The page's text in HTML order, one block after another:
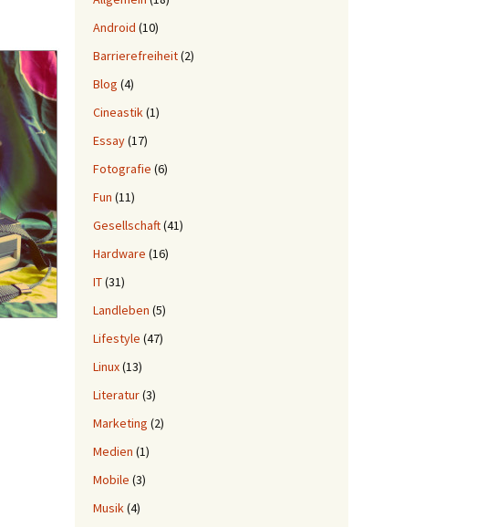
Android (10)
Barrierefreiheit(2)
Blog (4)
Cineastik(1)
Essay(17)
Fotografie (6)
Fun (11)
Gesellschaft(41)
Hardware (16)
IT(31)
Landleben (5)
Lifestyle (47)
Linux(13)
Literatur(3)
Marketing (2)
Medien (1)
Mobile (3)
Musik(4)